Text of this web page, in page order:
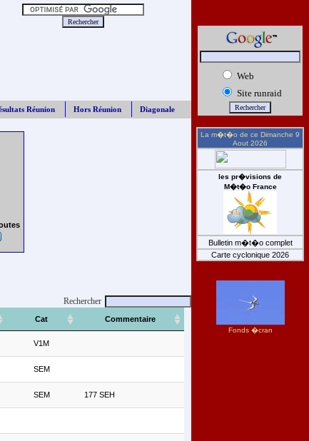
Réunion Hors Réunion Diagonale
Rechercher
Cat Commentaire
V1M
SEM
SEM 177 SEH
Web
Site runraid
La m�t�o de ce Dimanche 9
Aout 2026
les pr�visions de
M�t�o France
Bulletin m�t�o complet
Carte cyclonique 2026
Fonds �cran